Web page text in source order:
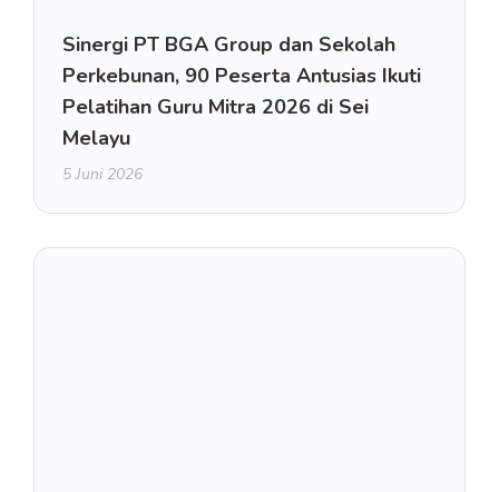
Sinergi PT BGA Group dan Sekolah
Perkebunan, 90 Peserta Antusias Ikuti
Pelatihan Guru Mitra 2026 di Sei
Melayu
5 Juni 2026